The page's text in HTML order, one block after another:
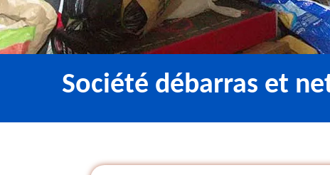
Société débarras et